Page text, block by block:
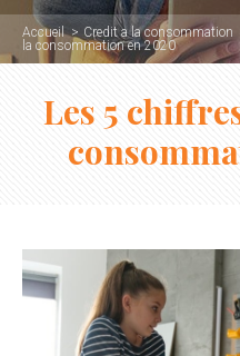
Accueil Credit a la consommation
la consommation en 2020
Les 5